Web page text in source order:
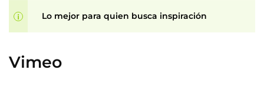
Lo mejor para quien busca inspiración
Vimeo